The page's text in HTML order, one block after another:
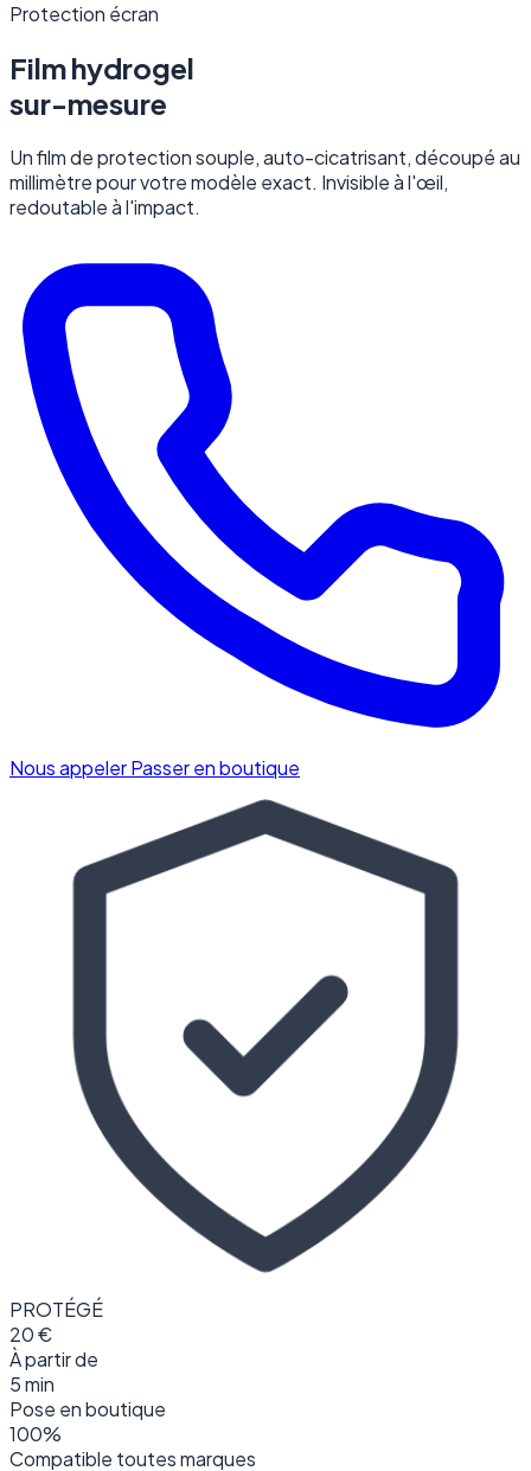
Protection écran
Film hydrogel
sur-mesure
Un film de protection souple, auto-cicatrisant, découpé au
millimètre pour votre modèle exact. Invisible à l'œil,
redoutable à l'impact.
Nous appelerPasser en boutique
PROTÉGÉ
20 €
À partir de
5 min
Pose en boutique
100%
Compatible toutes marques